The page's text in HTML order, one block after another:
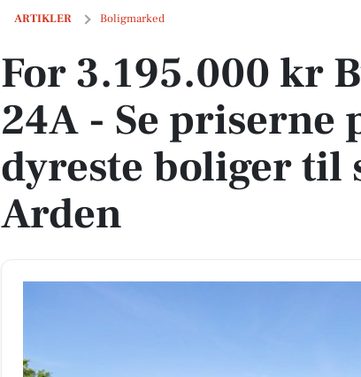
ARTIKLER Boligmarked
For 3.195.000 kr Bymarken 24A - Se priserne på de dyreste
For 3.195.000 kr
24A - Se priserne
dyreste boliger til
Arden